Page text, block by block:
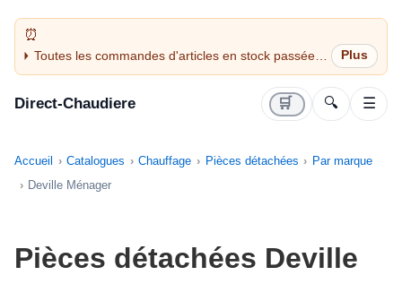
Toutes les commandes d'articles en stock passées
avant 14H sont expédiées le jour même (jours
Direct-Chaudiere 🛒 🔍 ☰
Accueil Catalogues Chauffage Pièces détachées
Par marque
Deville Ménager
Pièces détachées Deville